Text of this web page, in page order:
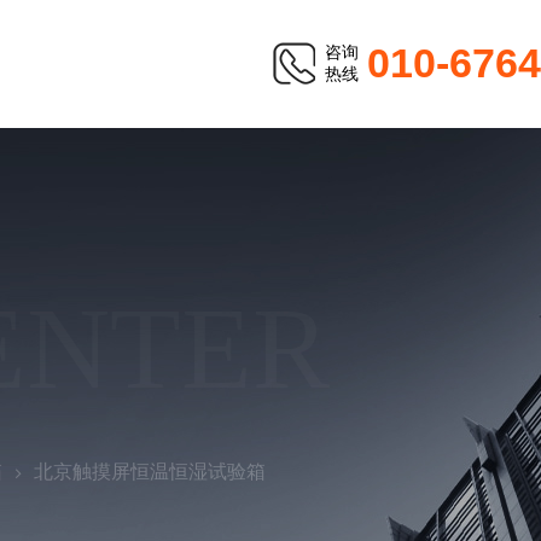
咨询
热线 010-
北京触摸屏恒温恒湿试验箱